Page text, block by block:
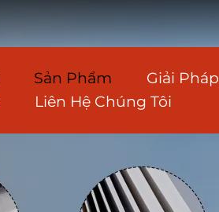
Sản Phẩm Giải Pháp
Liên Hệ Chúng Tôi